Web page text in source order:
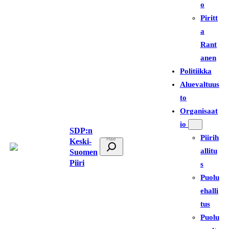
SDP:n
Keski-
Suomen
Piiri
t
o
Piritt
a
Rant
anen
Politiikka
Aluevaltuus
to
Organisaat
io
Piirih
allitu
s
Puolu
ehalli
tus
Puolu